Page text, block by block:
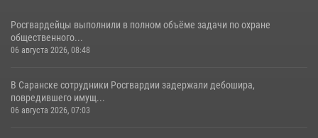
Росгвардейцы выполнили в полном объёме задачи по охране
общественного...
06 августа 2026, 08:48
В Саранске сотрудники Росгвардии задержали дебошира,
повредившего имущ...
06 августа 2026, 07:03